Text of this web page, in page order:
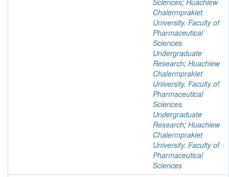
Sciences; Huachiew
Chalermprakiet
University. Faculty of
Pharmaceutical
Sciences.
Undergraduate
Research; Huachiew
Chalermprakiet
University. Faculty of
Pharmaceutical
Sciences.
Undergraduate
Research; Huachiew
Chalermprakiet
University. Faculty of
Pharmaceutical
Sciences